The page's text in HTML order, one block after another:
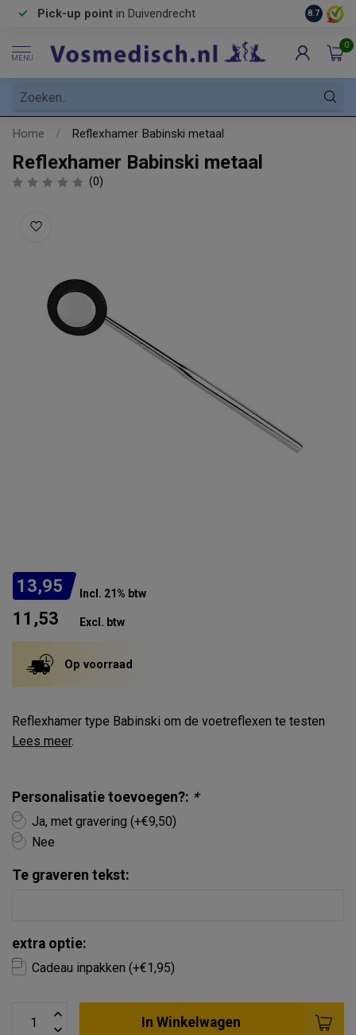
Pick-up point in Duivendrecht 8.7
MENU
0
Home / Reflexhamer Babinski metaal
Reflexhamer Babinski metaal
(0)
13,95 Incl. 21% btw
11,53 Excl. btw
Op voorraad
Reflexhamer type Babinski om de voetreflexen te testen
Lees meer.
Personalisatie toevoegen?: *
Ja, met gravering (+€9,50)
Nee
Te graveren tekst:
extra optie:
Cadeau inpakken (+€1,95)
In Winkelwagen